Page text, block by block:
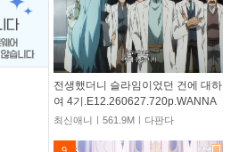
전생했더니 슬라임이었던 건에 대하
여 4기.E12.260627.720p.WANNA
최신애니ㅣ561.9Mㅣ다판다